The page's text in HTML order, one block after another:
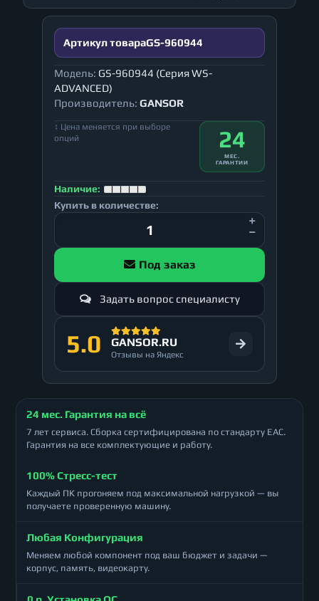
Артикул товараGS-960944
Модель: GS-960944 (Серия WS-
ADVANCED)
Производитель: GANSOR
↕ Цена меняется при выборе
опций
24
МЕС.
ГАРАНТИИ
Наличие:
Купить в количестве:
Под заказ
Задать вопрос специалисту
5.0 GANSOR.RU
Отзывы на Яндекс
24 мес. Гарантия на всё
7 лет сервиса. Сборка сертифицирована по стандарту ЕАС.
Гарантия на все комплектующие и работу.
100% Стресс-тест
Каждый ПК прогоняем под максимальной нагрузкой — вы
получаете проверенную машину.
Любая Конфигурация
Меняем любой компонент под ваш бюджет и задачи —
корпус, память, видеокарту.